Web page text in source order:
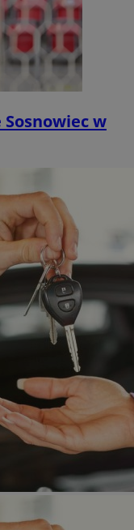
Sosnowiec w